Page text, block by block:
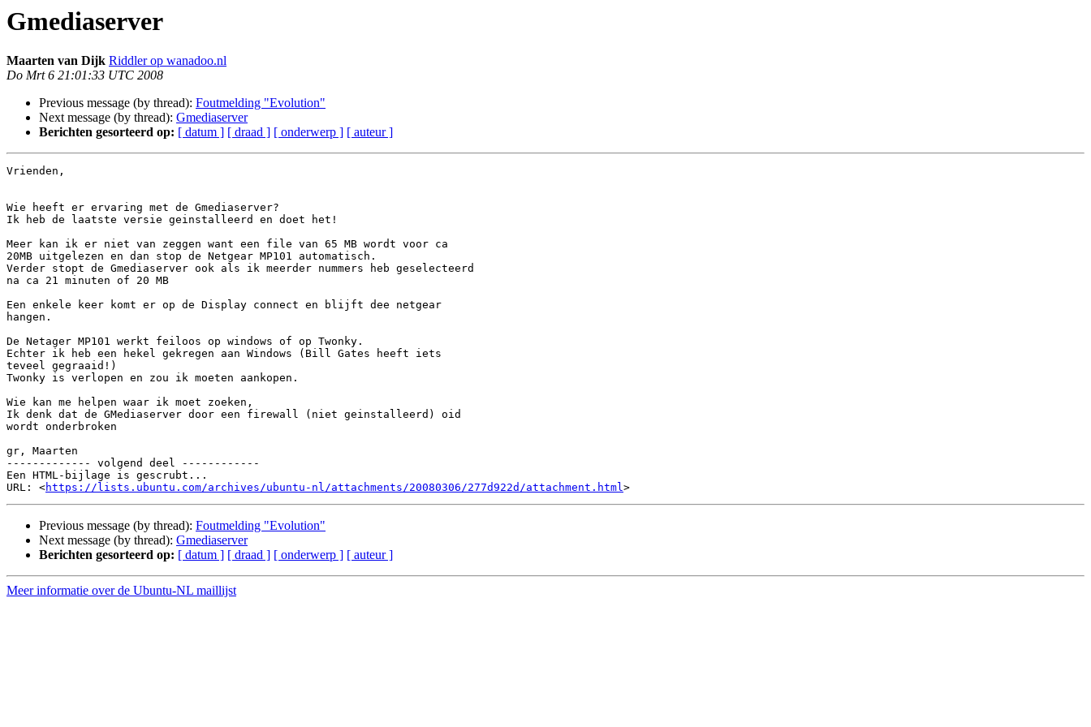
Gmediaserver
Maarten van Dijk Riddler op wanadoo.nl
Do Mrt 6 21:01:33 UTC 2008
Previous message (by thread): Foutmelding "Evolution"
Next message (by thread): Gmediaserver
Berichten gesorteerd op: [ datum ] [ draad ] [ onderwerp ] [ auteur ]
Vrienden,
Wie heeft er ervaring met de Gmediaserver?
Ik heb de laatste versie geinstalleerd en doet het!
Meer kan ik er niet van zeggen want een file van 65 MB wordt voor ca
20MB uitgelezen en dan stop de Netgear MP101 automatisch.
Verder stopt de Gmediaserver ook als ik meerder nummers heb geselecteerd
na ca 21 minuten of 20 MB
Een enkele keer komt er op de Display connect en blijft dee netgear
hangen.
De Netager MP101 werkt feiloos op windows of op Twonky.
Echter ik heb een hekel gekregen aan Windows (Bill Gates heeft iets
teveel gegraaid!)
Twonky is verlopen en zou ik moeten aankopen.
Wie kan me helpen waar ik moet zoeken,
Ik denk dat de GMediaserver door een firewall (niet geinstalleerd) oid
wordt onderbroken
gr, Maarten
------------- volgend deel ------------
Een HTML-bijlage is gescrubt...
URL: <https://lists.ubuntu.com/archives/ubuntu-nl/attachments/20080306/277d922d/attachment.html
Previous message (by thread): Foutmelding "Evolution"
Next message (by thread): Gmediaserver
Berichten gesorteerd op: [ datum ] [ draad ] [ onderwerp ] [ auteur ]
Meer informatie over de Ubuntu-NL maillijst